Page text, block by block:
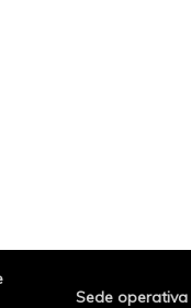
Sede operativa